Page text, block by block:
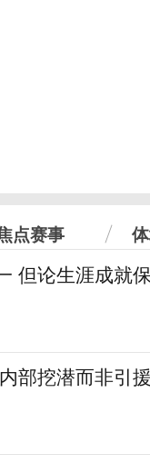
点赛事
但论生涯成就
部挖潜而非引援